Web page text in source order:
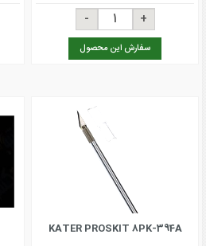
سفارش این محصول
KATER PROSKIT 8PK-394A